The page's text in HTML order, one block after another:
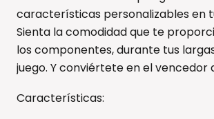
características personalizables en
Sienta la comodidad que te
los componentes, durante tus
juego. Y conviértete en el vencedor
Características: